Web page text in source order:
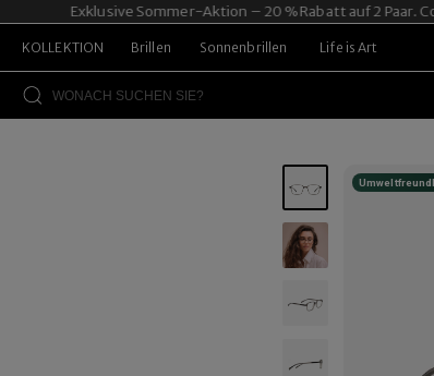
Exklusive Sommer-Aktion – 20 % Rabatt auf 2 Paar.
KOLLEKTION Brillen Sonnenbrillen Life is Art